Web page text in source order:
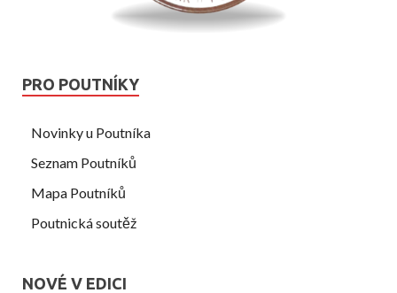
PRO POUTNÍKY
Novinky u Poutníka
Seznam Poutníků
Mapa Poutníků
Poutnická soutěž
NOVÉ V EDICI